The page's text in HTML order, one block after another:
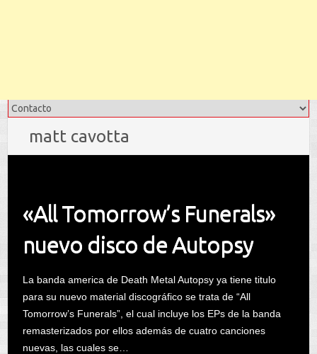
matt cavotta
«All Tomorrow’s Funerals»
nuevo disco de Autopsy
La banda america de Death Metal Autopsy ya tiene titulo
para su nuevo material discográfico se trata de “All
Tomorrow’s Funerals”, el cual incluye los EPs de la banda
remasterizados por ellos además de cuatro canciones
nuevas, las cuales se…